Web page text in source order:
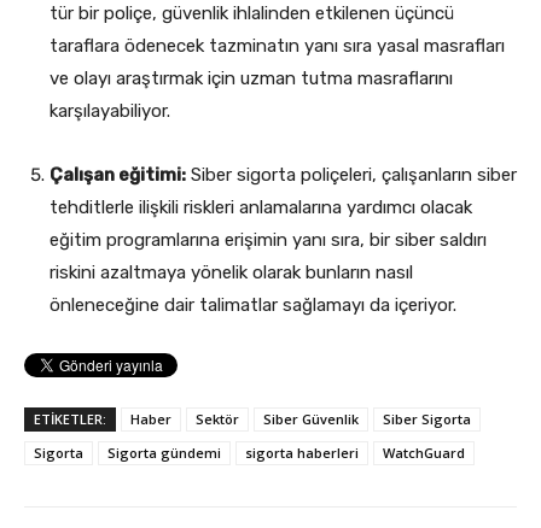
tür bir poliçe, güvenlik ihlalinden etkilenen üçüncü
taraflara ödenecek tazminatın yanı sıra yasal masrafları
ve olayı araştırmak için uzman tutma masraflarını
karşılayabiliyor.
Çalışan eğitimi: Siber sigorta poliçeleri, çalışanların siber
tehditlerle ilişkili riskleri anlamalarına yardımcı olacak
eğitim programlarına erişimin yanı sıra, bir siber saldırı
riskini azaltmaya yönelik olarak bunların nasıl
önleneceğine dair talimatlar sağlamayı da içeriyor.
ETİKETLER: Haber Sektör Siber Güvenlik
Siber Sigorta
Sigorta
Sigorta gündemi sigorta haberleri WatchGuard